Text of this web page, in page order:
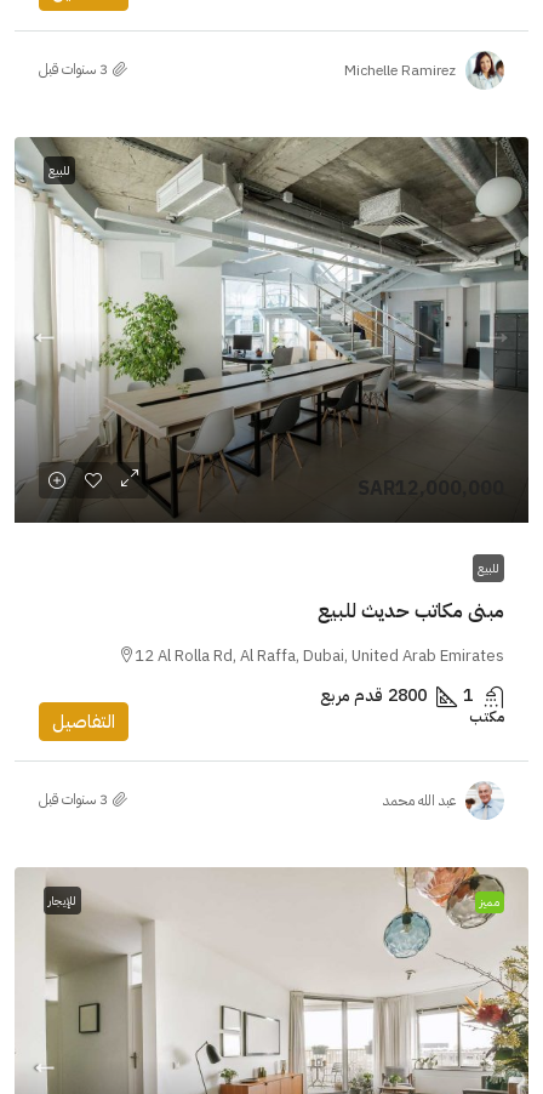
Michelle Ramirez
للبيع
SAR12,000,000
للبيع
مبنى مكاتب حديث للبيع
12 Al Rolla Rd, Al Raffa, Dubai, United Arab Emirates
1
2800قدم مربع
مكتب التفاصيل
عبد الله محمد
مميز للإيجار